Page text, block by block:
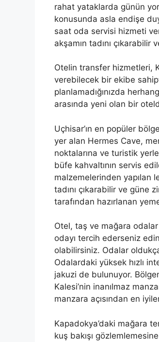
rahat yataklarda günün
konusunda asla endişe
saat oda servisi hizmeti
akşamın tadını
Otelin transfer hizmetleri,
verebilecek bir ekibe
planlamadığınızda
arasında yeni olan bir
Uçhisar’ın en popüler
yer alan Hermes Cave,
noktalarına ve turistik
büfe kahvaltının servis
malzemelerinden yapılan
tadını çıkarabilir ve güne
tarafından hazırlanan
Otel, taş ve mağara
odayı tercih ederseniz
olabilirsiniz. Odalar
Odalardaki yüksek hızlı
jakuzi de bulunuyor.
Kalesi’nin inanılmaz
manzara açısından en
Kapadokya’daki mağara
kuş bakışı